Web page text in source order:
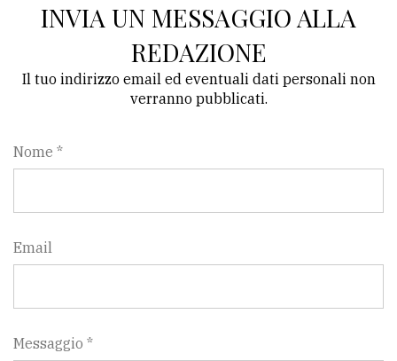
INVIA UN MESSAGGIO ALLA
REDAZIONE
Il tuo indirizzo email ed eventuali dati personali non
verranno pubblicati.
Nome *
Email
Messaggio *